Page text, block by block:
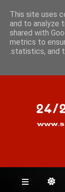
This site uses
and to analyze
shared with
metrics to
statistics, and